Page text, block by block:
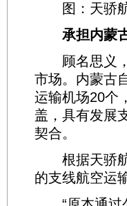
图：天骄航
承担内蒙古
顾名思义，
市场。内蒙古
运输机场20个
盖，具有发展
契合。
根据天骄航
的支线航空运